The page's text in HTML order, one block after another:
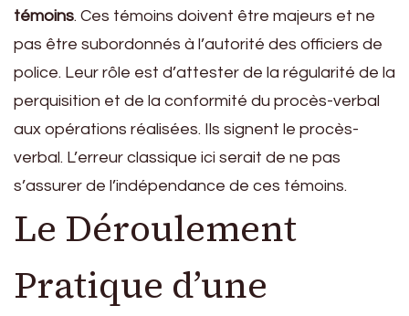
témoins. Ces témoins doivent être majeurs et ne
pas être subordonnés à l’autorité des officiers de
police. Leur rôle est d’attester de la régularité de la
perquisition et de la conformité du procès-verbal
aux opérations réalisées. Ils signent le procès-
verbal. L’erreur classique ici serait de ne pas
s’assurer de l’indépendance de ces témoins.
Le Déroulement
Pratique d’une